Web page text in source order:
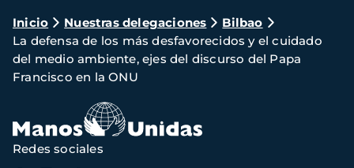
Ruta
de
navegación
Inicio Nuestras delegaciones
Bilbao
La defensa de los más desfavorecidos y el cuidado
del medio ambiente, ejes del discurso del Papa
Francisco en la ONU
Redes sociales